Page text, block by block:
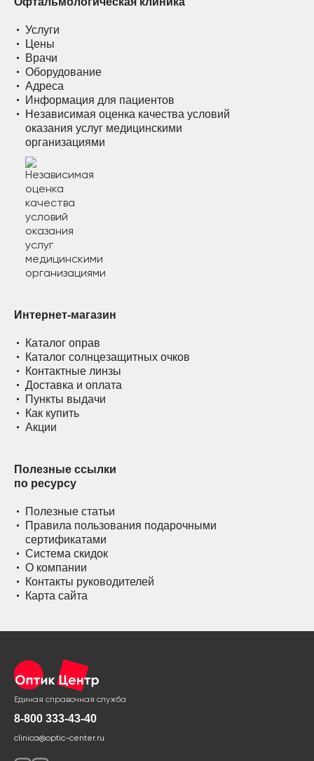
Услуги
Цены
Врачи
Оборудование
Адреса
Информация для пациентов
Независимая оценка качества условий
оказания услуг медицинскими
организациями
Интернет-магазин
Каталог оправ
Каталог солнцезащитных очков
Контактные линзы
Доставка и оплата
Пункты выдачи
Как купить
Акции
Полезные ссылки
по ресурсу
Полезные статьи
Правила пользования подарочными
сертификатами
Система скидок
О компании
Контакты руководителей
Карта сайта
Единая справочная служба
8-800 333-43-40
clinica@optic-center.ru